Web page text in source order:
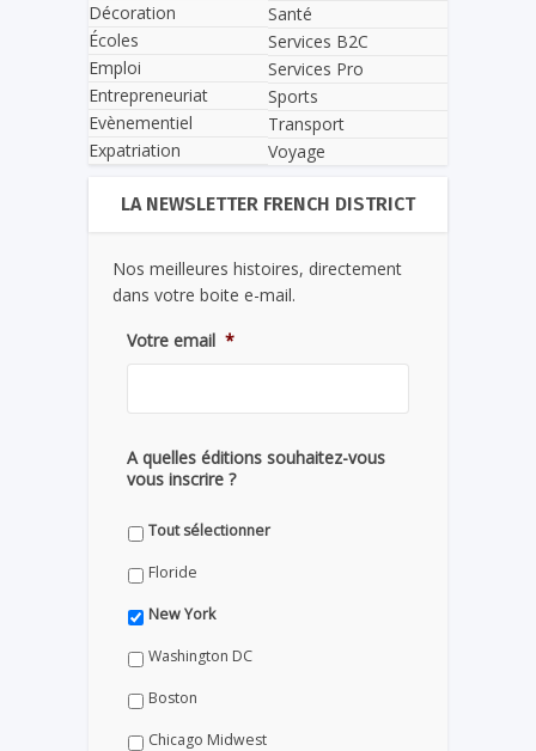
Décoration
Écoles
Emploi
Entrepreneuriat
Evènementiel
Expatriation
Santé
Services B2C
Services Pro
Sports
Transport
Voyage
LA NEWSLETTER FRENCH DISTRICT
Nos meilleures histoires, directement
dans votre boite e-mail.
Votre email *
A quelles éditions souhaitez-vous
vous inscrire ?
Tout sélectionner
Floride
New York
Washington DC
Boston
Chicago Midwest